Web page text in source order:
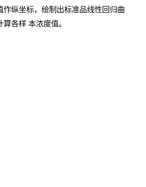
作纵坐标，绘制出标准品线性回归曲
算各样 本浓度值。